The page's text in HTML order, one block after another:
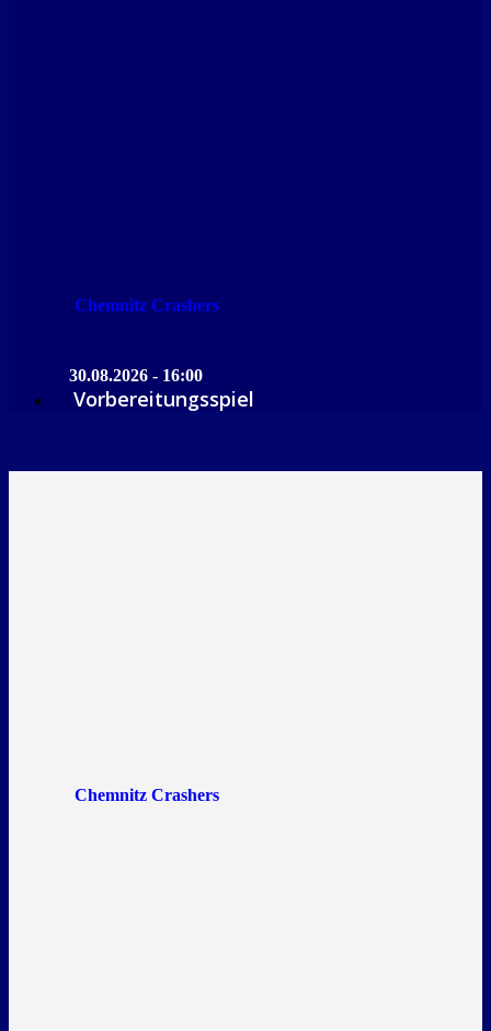
Chemnitz Crashers
30.08.2026 - 16:00
Vorbereitungsspiel
Chemnitz Crashers